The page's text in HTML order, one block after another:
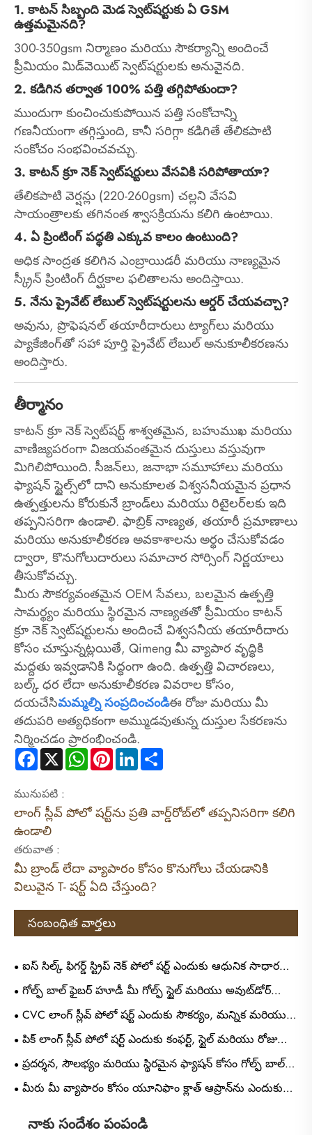
1. కాటన్ సిబ్బంది మెడ స్వెట్‌షర్టుకు ఏ GSM
ఉత్తమమైనది?
300-350gsm నిర్మాణం మరియు సౌకర్యాన్ని అందించే
ప్రీమియం మిడ్‌వెయిట్ స్వెట్‌షర్టులకు అనువైనది.
2. కడిగిన తర్వాత 100% పత్తి తగ్గిపోతుందా?
ముందుగా కుంచించుకుపోయిన పత్తి సంకోచాన్ని
గణనీయంగా తగ్గిస్తుంది, కానీ సరిగ్గా కడిగితే తేలికపాటి
సంకోచం సంభవించవచ్చు.
3. కాటన్ క్రూ నెక్ స్వెట్‌షర్టులు వేసవికి సరిపోతాయా?
తేలికపాటి వెర్షన్లు (220-260gsm) చల్లని వేసవి
సాయంత్రాలకు తగినంత శ్వాసక్రియను కలిగి ఉంటాయి.
4. ఏ ప్రింటింగ్ పద్ధతి ఎక్కువ కాలం ఉంటుంది?
అధిక సాంద్రత కలిగిన ఎంబ్రాయిడరీ మరియు నాణ్యమైన
స్క్రీన్ ప్రింటింగ్ దీర్ఘకాల ఫలితాలను అందిస్తాయి.
5. నేను ప్రైవేట్ లేబుల్ స్వెట్‌షర్టులను ఆర్డర్ చేయవచ్చా?
అవును, ప్రొఫెషనల్ తయారీదారులు ట్యాగ్‌లు మరియు
ప్యాకేజింగ్‌తో సహా పూర్తి ప్రైవేట్ లేబుల్ అనుకూలీకరణను
అందిస్తారు.
తీర్మానం
కాటన్ క్రూ నెక్ స్వెట్‌షర్ట్ శాశ్వతమైన, బహుముఖ మరియు
వాణిజ్యపరంగా విజయవంతమైన దుస్తులు వస్తువుగా
మిగిలిపోయింది. సీజన్‌లు, జనాభా సమూహాలు మరియు
ఫ్యాషన్ స్టైల్స్‌లో దాని అనుకూలత విశ్వసనీయమైన ప్రధాన
ఉత్పత్తులను కోరుకునే బ్రాండ్‌లు మరియు రిటైలర్‌లకు ఇది
తప్పనిసరిగా ఉండాలి. ఫాబ్రిక్ నాణ్యత, తయారీ ప్రమాణాలు
మరియు అనుకూలీకరణ అవకాశాలను అర్థం చేసుకోవడం
ద్వారా, కొనుగోలుదారులు సమాచార సోర్సింగ్ నిర్ణయాలు
తీసుకోవచ్చు.
మీరు సౌకర్యవంతమైన OEM సేవలు, బలమైన ఉత్పత్తి
సామర్థ్యం మరియు స్థిరమైన నాణ్యతతో ప్రీమియం కాటన్
క్రూ నెక్ స్వెట్‌షర్టులను అందించే విశ్వసనీయ తయారీదారు
కోసం చూస్తున్నట్లయితే, Qimeng మీ వ్యాపార వృద్ధికి
మద్దతు ఇవ్వడానికి సిద్ధంగా ఉంది. ఉత్పత్తి విచారణలు,
బల్క్ ధర లేదా అనుకూలీకరణ వివరాల కోసం,
దయచేసిమమ్మల్ని సంప్రదించండిఈ రోజు మరియు మీ
తదుపరి అత్యధికంగా అమ్ముడవుతున్న దుస్తుల సేకరణను
నిర్మించడం ప్రారంభించండి.
Facebook
X WhatsApp
PinterestLinkedIn
మునుపటి :
లాంగ్ స్లీవ్ పోలో షర్ట్‌ను ప్రతి వార్డ్‌రోబ్‌లో తప్పనిసరిగా కలిగి
ఉండాలి
తరువాత :
మీ బ్రాండ్ లేదా వ్యాపారం కోసం కొనుగోలు చేయడానికి
విలువైన T- షర్ట్ ఏది చేస్తుంది?
సంబంధిత వార్తలు
ఐస్ సిల్క్ ఫిగర్డ్ స్ట్రిప్ నెక్ పోలో షర్ట్ ఎందుకు ఆధునిక సాధారణం
మరియు వ్యాపార దుస్తులు కోసం ఇష్టపడే ఎంపికగా మారింది
గోల్ఫ్ బాల్ ఫైబర్ హూడీ మీ గోల్ఫ్ స్టైల్ మరియు అవుట్‌డోర్
కంఫర్ట్‌ను ఎలా మార్చగలదు
CVC లాంగ్ స్లీవ్ పోలో షర్ట్ ఎందుకు సౌకర్యం, మన్నిక మరియు
వృత్తిపరమైన శైలికి ఉత్తమ ఎంపిక
పిక్ లాంగ్ స్లీవ్ పోలో షర్ట్ ఎందుకు కంఫర్ట్, స్టైల్ మరియు రోజువారీ
పాండిత్యానికి సరైన ఎంపిక
ప్రదర్శన, సౌలభ్యం మరియు స్థిరమైన ఫ్యాషన్ కోసం గోల్ఫ్ బాల్
ఫైబర్ హూడీ ఎందుకు అంతిమ ఎంపికగా మారింది
మీరు మీ వ్యాపారం కోసం యూనిఫాం క్లాత్ ఆప్రాన్‌ను ఎందుకు
నాకు సందేశం పంపండి